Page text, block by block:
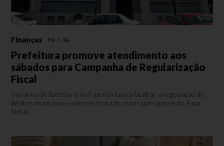
Finanças Há 1 dia
Prefeitura promove atendimento aos
sábados para Campanha de Regularização
Fiscal
Iniciativa da Secretaria da Fazenda busca facilitar a negociação de
débitos municipais e oferece troca de notas por cupons do Papa
Notas